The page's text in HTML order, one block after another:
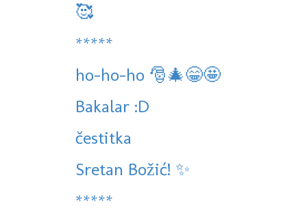
🥰
*****
ho-ho-ho 🎅🎄😁🤩
Bakalar :D
čestitka
Sretan Božić! ✨️
*****